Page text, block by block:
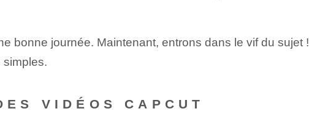
bonne journée. Maintenant, entrons dans le vif du sujet !
VIDÉOS CAPCUT